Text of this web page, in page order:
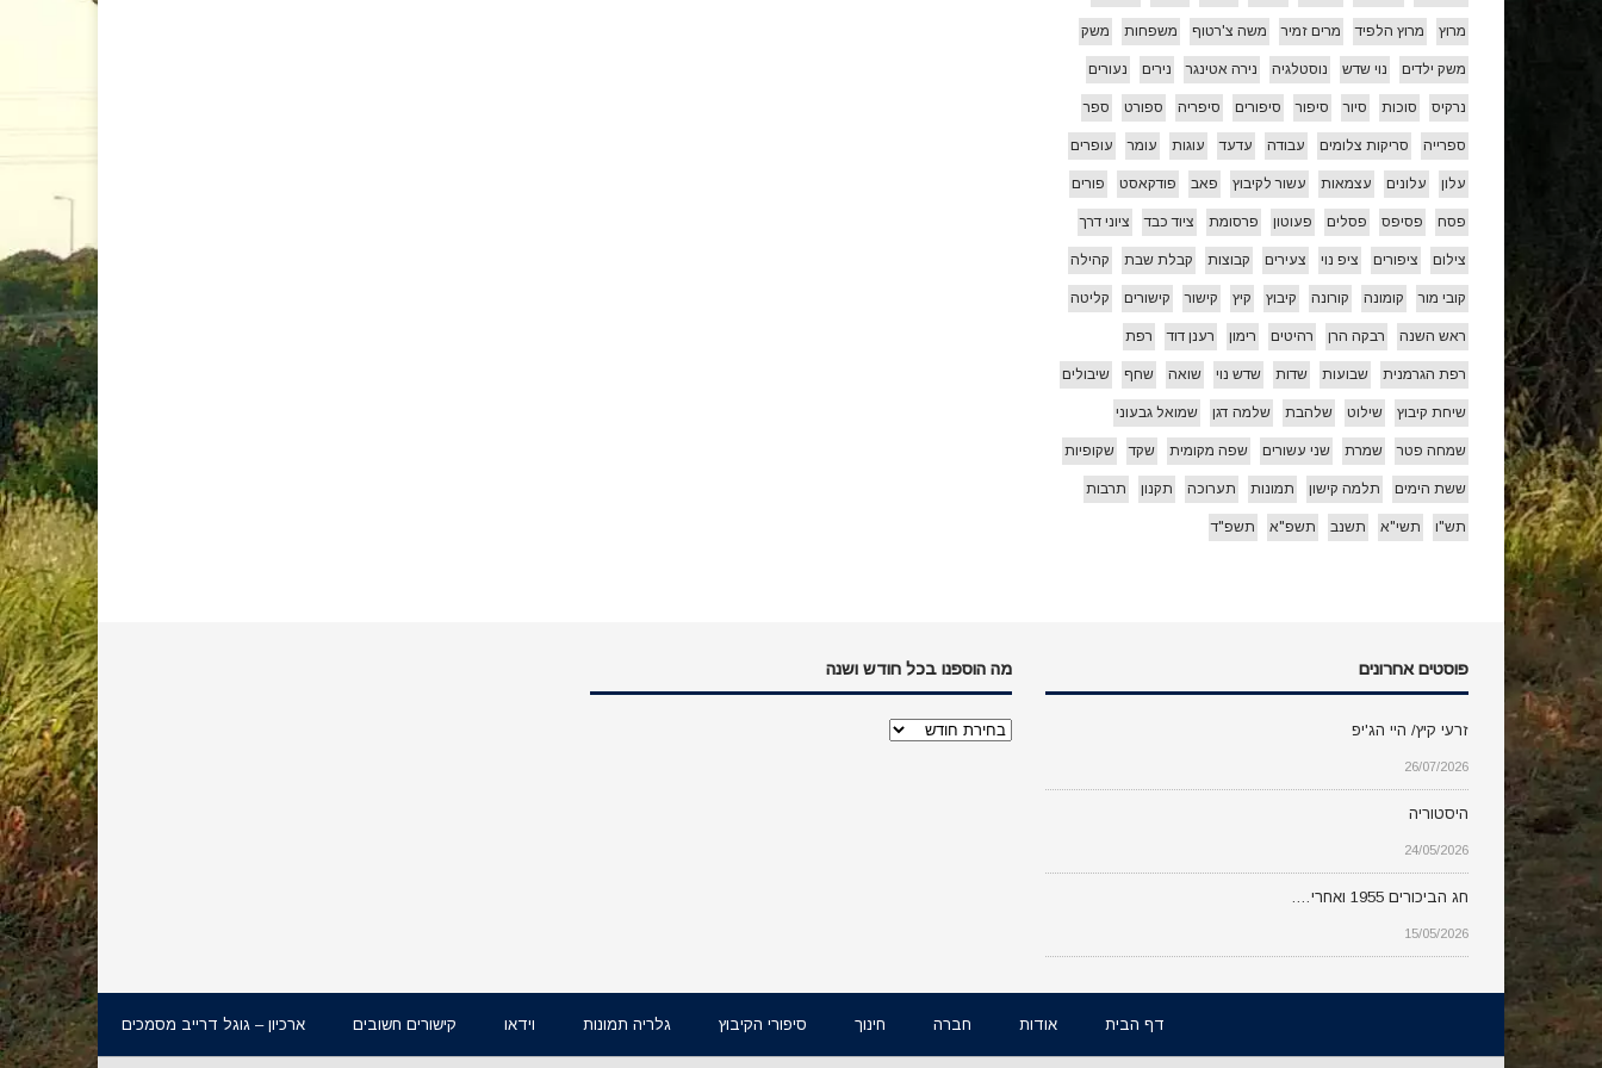
מרוץ מרוץ הלפיד מרים זמיר משה צ'רטוף משפחות משק
משק ילדים נוי שדש נוסטלגיה נירה אטינגר נירים נעורים
נרקיס סוכות סיור סיפור סיפורים סיפריה ספורט ספר
ספרייה סריקות צלומים עבודה עדעד עוגות עומר עופרים
עלון עלונים עצמאות עשור לקיבוץ פאב פודקאסט פורים
פסח פסיפס פסלים פעוטון פרסומת ציוד כבד ציוני דרך
צילום ציפורים ציפ נוי צעירים קבוצות קבלת שבת קהילה
קובי מור קומונה קורונה קיבוץ קיץ קישור קישורים קליטה
ראש השנה רבקה הרן רהיטים רימון רענן דוד רפת
רפת הגרמנית שבועות שדות שדש נוי שואה שחף שיבולים
שיחת קיבוץ שילוט שלהבת שלמה דגן שמואל גבעוני
שמחה פטר שמרת שני עשורים שפה מקומית שקד שקופיות
ששת הימים תלמה קישון תמונות תערוכה תקנון תרבות
תש"ו תשי"א תשנב תשפ"א תשפ"ד
פוסטים אחרונים
זרעי קיץ/ היי הג'יפ
26/07/2026
היסטוריה
24/05/2026
חג הביכורים 1955 ואחרי….
15/05/2026
מה הוספנו בכל חודש ושנה
מה
דף הבית אודות חברה חינוך סיפורי הקיבוץ גלריה תמונות וידאו קישורים חשובים ארכיון – גוגל דרייב מסמכים